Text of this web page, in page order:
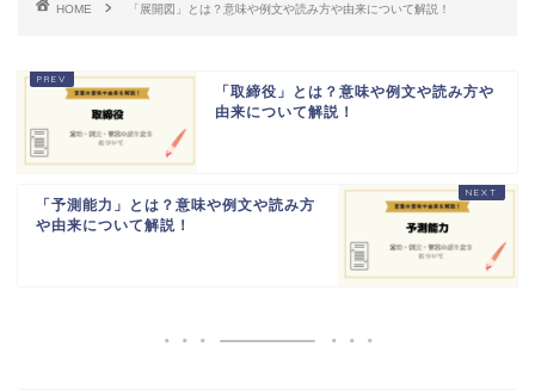
HOME 「展開図」とは？意味や例文や読み方や由来について解説！
「取締役」とは？意味や例文や読み方や
由来について解説！
「予測能力」とは？意味や例文や読み方
や由来について解説！